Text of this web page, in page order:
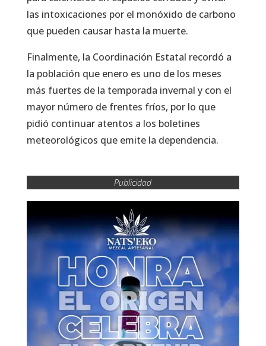
las intoxicaciones por el monóxido de carbono
que pueden causar hasta la muerte.
Finalmente, la Coordinación Estatal recordó a
la población que enero es uno de los meses
más fuertes de la temporada invernal y con el
mayor número de frentes fríos, por lo que
pidió continuar atentos a los boletines
meteorológicos que emite la dependencia.
Publicidad